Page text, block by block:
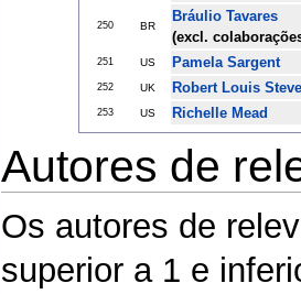
250 BR
Bráulio Tavares
(excl.
251 US Pamela Sargent
252 UK Robert Louis
253 US Richelle Mead
Autores de
Os autores de
superior a 1 e